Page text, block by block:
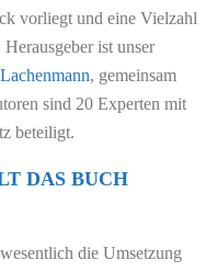
vorliegt und eine Vielzahl
ist unser
, gemeinsam
sind 20 Experten mit
beteiligt.
DAS BUCH
die Umsetzung